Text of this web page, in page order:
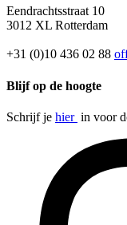
Eendrachtsstraat 10
3012 XL Rotterdam
+31 (0)10 436 02 88
Blijf op de hoogte
Schrijf je hier in voor